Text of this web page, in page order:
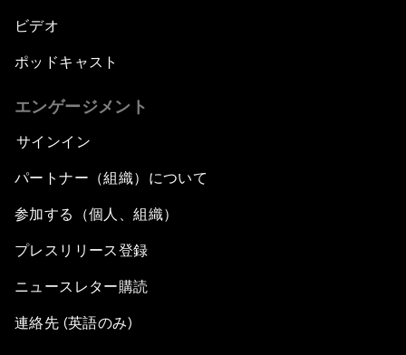
ビデオ
ポッドキャスト
エンゲージメント
サインイン
パートナー（組織）について
参加する（個人、組織）
プレスリリース登録
ニュースレター購読
連絡先 (英語のみ)